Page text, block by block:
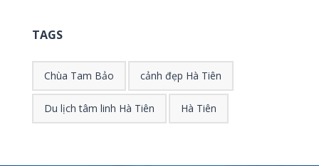
TAGS
Chùa Tam Bảo cảnh đẹp Hà Tiên
Du lịch tâm linh Hà Tiên Hà Tiên